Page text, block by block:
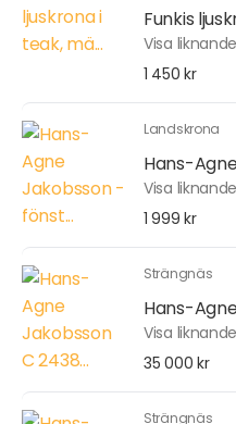
Funkis
Visa liknande
1 450 kr
Landskrona
Hans-
Visa liknande
1 999 kr
Strängnäs
Hans-
Visa liknande
35 000 kr
Strängnäs